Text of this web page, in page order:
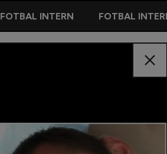
FOTBAL INTERN FOTBAL